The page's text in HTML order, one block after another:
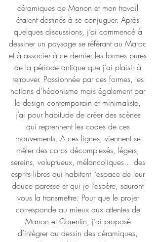
céramiques de Manon et mon travail
étaient destinés à se conjuguer. Après
quelques discussions, j’ai commencé à
dessiner un paysage se référant au Maroc
et à associer à ce dernier les formes pures
de la période antique que j’ai plaisir à
retrouver. Passionnée par ces formes, les
notions d’hédonisme mais également par
le design contemporain et minimaliste,
j’ai pour habitude de créer des scènes
qui reprennent les codes de ces
mouvements. A ces lignes, viennent se
mêler des corps décomplexés, légers,
sereins, voluptueux, mélancoliques... des
esprits libres qui habitent l’espace de leur
douce paresse et qui je l’espère, sauront
vous la transmettre. Pour que le projet
corresponde au mieux aux attentes de
Manon et Corentin, j’ai proposé
d’intégrer au dessin des céramiques,